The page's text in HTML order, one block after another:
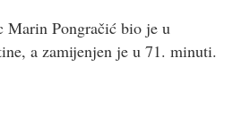
Marin Pongračić bio je u
a zamijenjen je u 71. minuti.